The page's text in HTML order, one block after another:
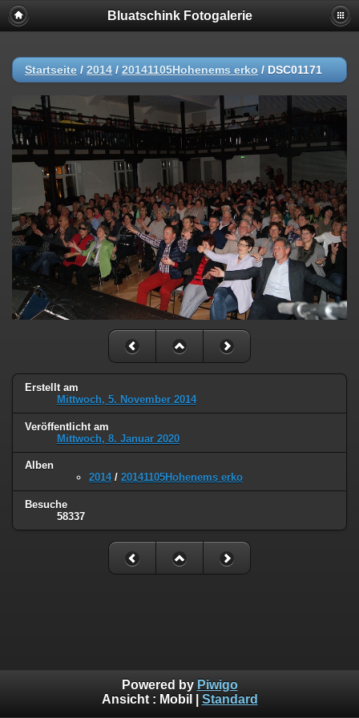
Bluatschink Fotogalerie
Startseite / 2014 / 20141105Hohenems erko / DSC01171
Erstellt am
Mittwoch, 5. November 2014
Veröffentlicht am
Mittwoch, 8. Januar 2020
Alben
2014/ 20141105Hohenems erko
Besuche
58337
Powered by Piwigo
Ansicht : Mobil Standard